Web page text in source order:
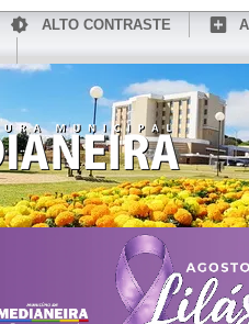
ALTO CONTRASTE
CONHEÇA MEDIANEIRA